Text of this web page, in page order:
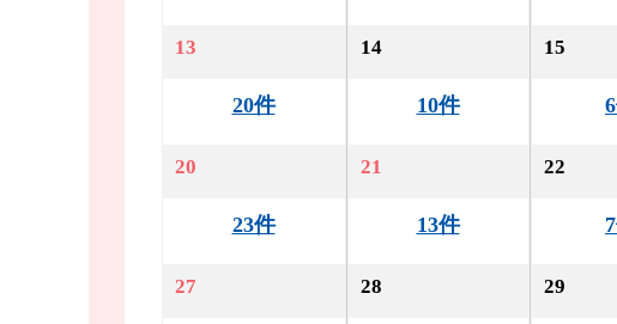
13
20件
14
10件
15
20
23件
21
13件
22
27 28 29